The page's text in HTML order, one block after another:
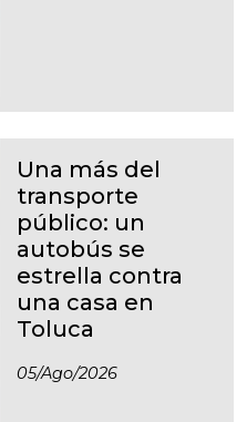
Una más del
transporte
público: un
autobús se
estrella contra
una casa en
Toluca
05/ago/2026